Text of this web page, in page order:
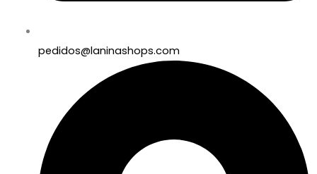
pedidos@laninashops.com